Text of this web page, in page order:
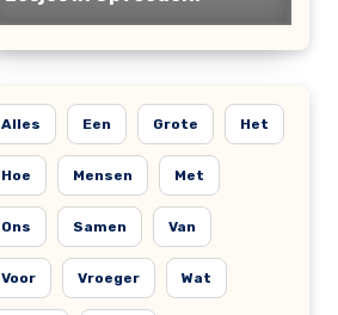
Alles Een Grote Het
Hoe Mensen Met
Ons Samen Van
Voor Vroeger Wat